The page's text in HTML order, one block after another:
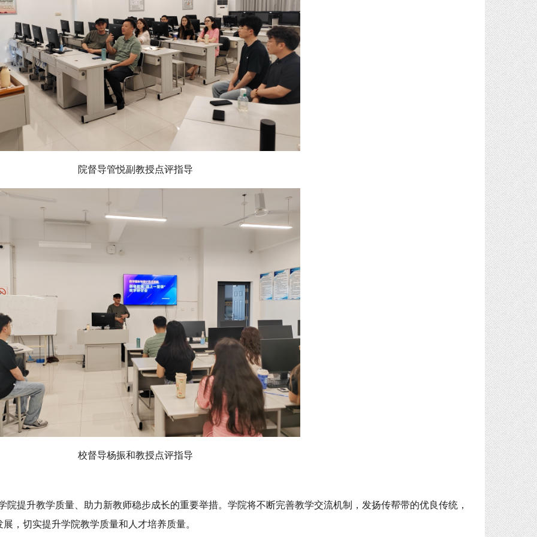
院督导管悦副教授点评指导
校督导杨振和教授点评指导
提升教学质量、助力新教师稳步成长的重要举措。学院将不断完善教学交流机制，发扬传帮带的优良传统，
，切实提升学院教学质量和人才培养质量。